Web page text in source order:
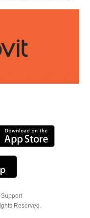
Support
Reserved.